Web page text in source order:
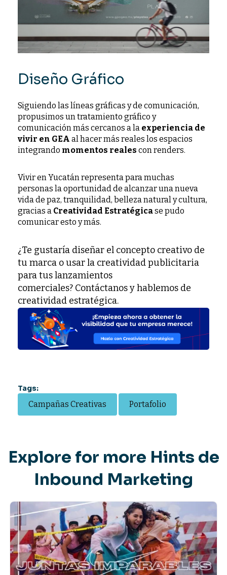
Diseño Gráfico
Siguiendo las líneas gráficas y de comunicación,
propusimos un tratamiento gráfico y
comunicación más cercanos a la experiencia de
vivir en GEA al hacer más reales los espacios
integrando momentos reales con renders.
Vivir en Yucatán representa para muchas
personas la oportunidad de alcanzar una nueva
vida de paz, tranquilidad, belleza natural y cultura,
gracias a Creatividad Estratégicase pudo
comunicar esto y más.
¿Te gustaría diseñar el concepto creativo de
tu marca o usar la creatividad publicitaria
para tus lanzamientos
comerciales? Contáctanos y hablemos de
creatividad estratégica.
Tags:
Campañas Creativas Portafolio
Explore for more Hints de
Inbound Marketing